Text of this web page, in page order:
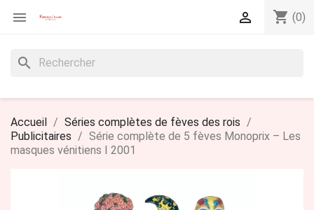
 shopping_cart (0)

search
Accueil
Séries complètes de fèves des rois
Publicitaires
Série complète de 5 fèves Monoprix – Les
masques vénitiens I 2001